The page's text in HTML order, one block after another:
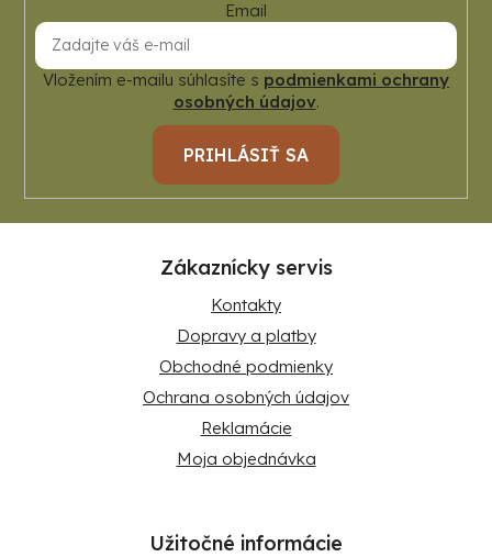
Email
Vložením e-mailu súhlasíte s podmienkami ochrany
osobných údajov.
PRIHLÁSIŤ SA
Zákaznícky servis
Kontakty
Dopravy a platby
Obchodné podmienky
Ochrana osobných údajov
Reklamácie
Moja objednávka
Užitočné informácie